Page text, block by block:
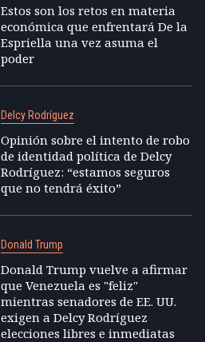
Estos son los retos en materia
económica que enfrentará De la
Espriella una vez asuma el
poder
Delcy Rodríguez
Opinión sobre el intento de robo
de identidad política de Delcy
Rodríguez: “estamos seguros
que no tendrá éxito”
Donald Trump
Donald Trump vuelve a afirmar
que Venezuela es "feliz"
mientras senadores de EE. UU.
exigen a Delcy Rodríguez
elecciones libres e inmediatas